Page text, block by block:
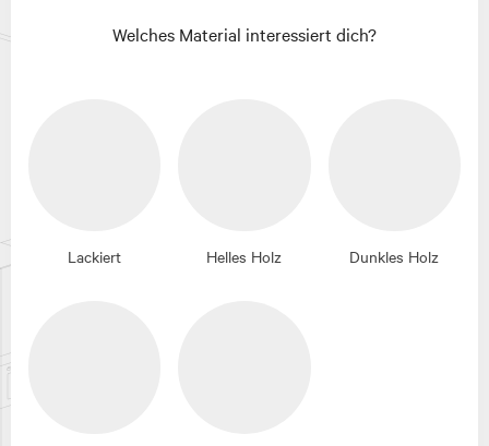
Welches Material interessiert dich?
Lackiert Helles Holz Dunkles Holz